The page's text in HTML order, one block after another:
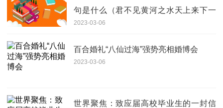
句是什么（君不见黄河之水天上来下一
句是什么？）
2023-03-06
百合婚礼“八仙过海”强势亮相婚博会
2023-03-06
世界聚焦：致应届高校毕业生的一封信